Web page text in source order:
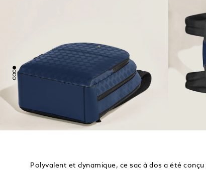
Polyvalent et dynamique, ce sac à dos a été